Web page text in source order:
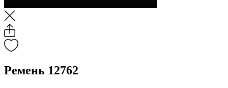
Ремень 12762